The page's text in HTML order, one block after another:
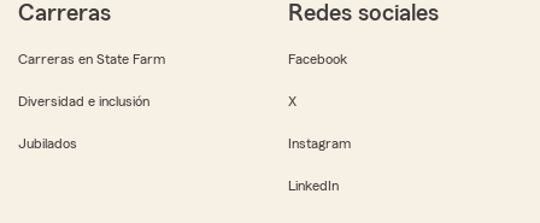
Carreras
Carreras en State Farm
Diversidad e inclusión
Jubilados
Redes sociales
Facebook
X
Instagram
LinkedIn